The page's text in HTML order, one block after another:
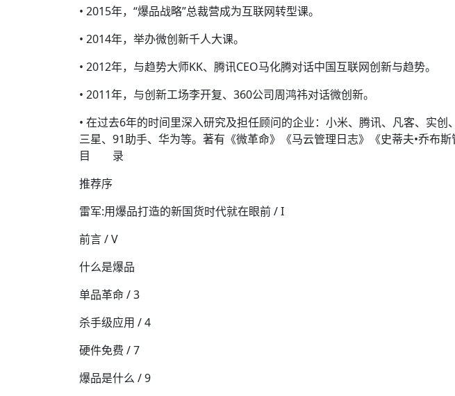
• 2015年，“爆品战略”总裁营成为互联网转型课。
• 2014年，举办微创新千人大课。
• 2012年，与趋势大师KK、腾讯CEO马化腾对话中国互联网创新与趋势。
• 2011年，与创新工场李开复、360公司周鸿祎对话微创新。
• 在过去6年的时间里深入研究及担任顾问的企业：小米、腾讯、凡客、实
三星、91助手、华为等。著有《微革命》《马云管理日志》《史蒂夫•乔布
目 录
推荐序
雷军:用爆品打造的新国货时代就在眼前 / I
前言 / V
什么是爆品
单品革命 / 3
杀手级应用 / 4
硬件免费 / 7
爆品是什么 / 9